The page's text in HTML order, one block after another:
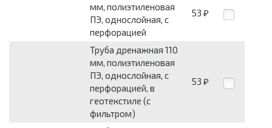
мм, полиэтиленовая
ПЭ, однослойная, с
перфорацией
53 ₽
Труба дренажная 110
мм, полиэтиленовая
ПЭ, однослойная, с
перфорацией, в
геотекстиле (с
фильтром)
53 ₽